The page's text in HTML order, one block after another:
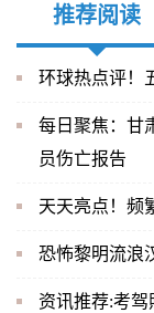
推荐阅读
环球热点评！
每日聚焦：甘
员伤亡报告
天天亮点！频
恐怖黎明流浪
资讯推荐:考驾